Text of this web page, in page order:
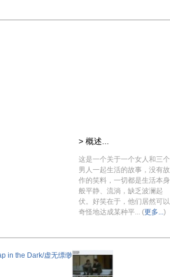
> 概述...
这是一个关于一个女人和三个
男人一起生活的故事，没有故
作的笑料，一切都是生活本身
般平静、流淌，缺乏波澜起
伏。好笑在于，他们居然可以
奇怪地达成某种平... (更多...)